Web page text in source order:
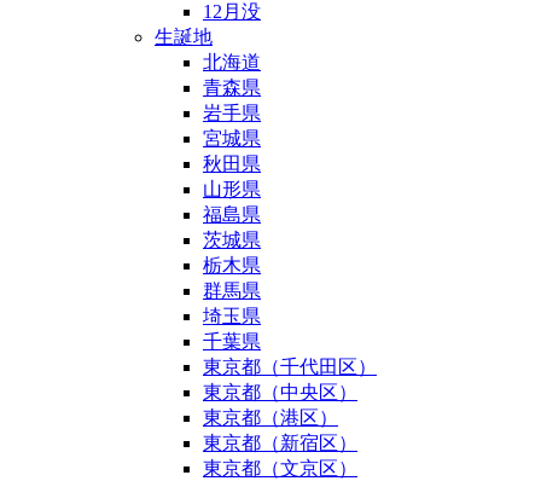
12月没
生誕地
北海道
青森県
岩手県
宮城県
秋田県
山形県
福島県
茨城県
栃木県
群馬県
埼玉県
千葉県
東京都（千代田区）
東京都（中央区）
東京都（港区）
東京都（新宿区）
東京都（文京区）